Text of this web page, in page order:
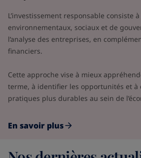
L’investissement responsable consiste
environnementaux, sociaux et de
l’analyse des entreprises, en
financiers.
Cette approche vise à mieux
terme, à identifier les opportunités et à
pratiques plus durables au sein de
En savoir plus